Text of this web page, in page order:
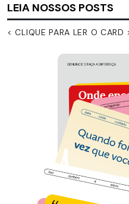
LEIA NOSSOS POSTS
< CLIQUE PARA LER O CARD